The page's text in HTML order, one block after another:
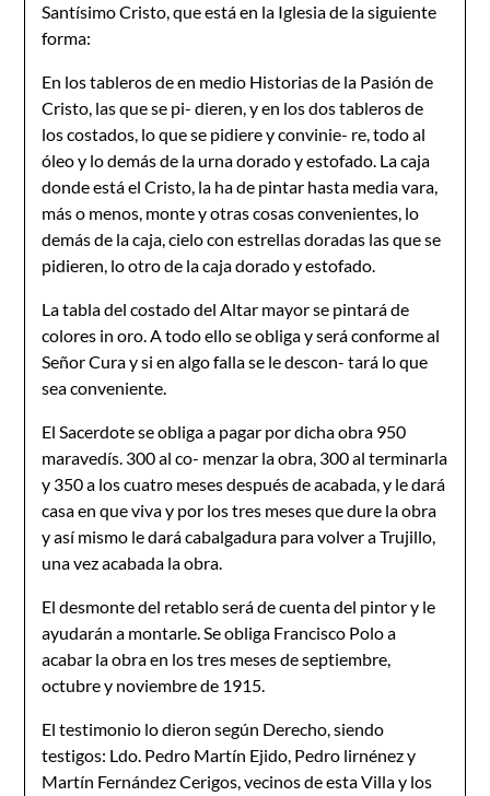
Santísimo Cristo, que está en la Iglesia de la siguiente
forma:
En los tableros de en medio Historias de la Pasión de
Cristo, las que se pi- dieren, y en los dos tableros de
los costados, lo que se pidiere y convinie- re, todo al
óleo y lo demás de la urna dorado y estofado. La caja
donde está el Cristo, la ha de pintar hasta media vara,
más o menos, monte y otras cosas convenientes, lo
demás de la caja, cielo con estrellas doradas las que se
pidieren, lo otro de la caja dorado y estofado.
La tabla del costado del Altar mayor se pintará de
colores in oro. A todo ello se obliga y será conforme al
Señor Cura y si en algo falla se le descon- tará lo que
sea conveniente.
El Sacerdote se obliga a pagar por dicha obra 950
maravedís. 300 al co- menzar la obra, 300 al terminarla
y 350 a los cuatro meses después de acabada, y le dará
casa en que viva y por los tres meses que dure la obra
y así mismo le dará cabalgadura para volver a Trujillo,
una vez acabada la obra.
El desmonte del retablo será de cuenta del pintor y le
ayudarán a montarle. Se obliga Francisco Polo a
acabar la obra en los tres meses de septiembre,
octubre y noviembre de 1915.
El testimonio lo dieron según Derecho, siendo
testigos: Ldo. Pedro Martín Ejido, Pedro lirnénez y
Martín Fernández Cerigos, vecinos de esta Villa y los